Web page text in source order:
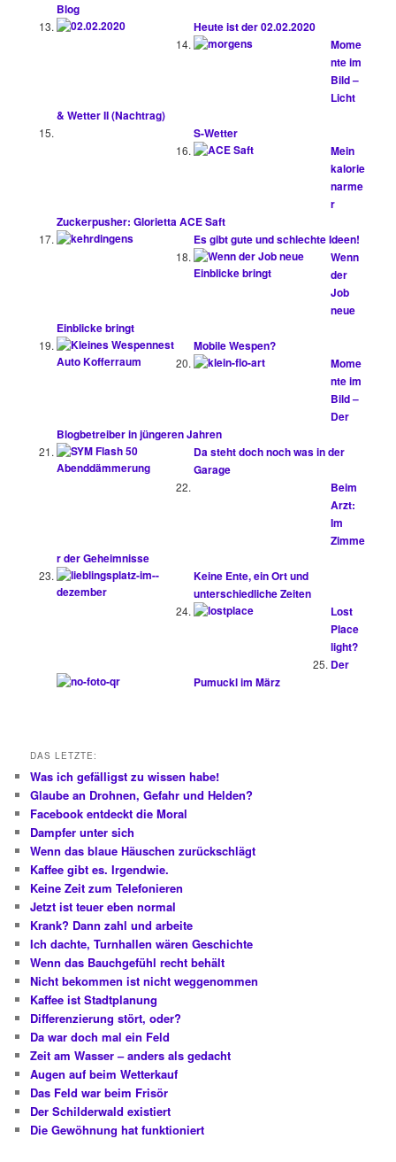
Blog
Heute ist der 02.02.2020
Mome
nte im
Bild –
Licht
& Wetter II (Nachtrag)
S-Wetter
Mein
kalorie
narme
r
Zuckerpusher: Glorietta ACE Saft
Es gibt gute und schlechte Ideen!
Wenn
der
Job
neue
Einblicke bringt
Mobile Wespen?
Mome
nte im
Bild –
Der
Blogbetreiber in jüngeren Jahren
Da steht doch noch was in der
Garage
Beim
Arzt:
Im
Zimme
r der Geheimnisse
Keine Ente, ein Ort und
unterschiedliche Zeiten
Lost
Place
light?
Der
Pumuckl im März
DAS LETZTE:
Was ich gefälligst zu wissen habe!
Glaube an Drohnen, Gefahr und Helden?
Facebook entdeckt die Moral
Dampfer unter sich
Wenn das blaue Häuschen zurückschlägt
Kaffee gibt es. Irgendwie.
Keine Zeit zum Telefonieren
Jetzt ist teuer eben normal
Krank? Dann zahl und arbeite
Ich dachte, Turnhallen wären Geschichte
Wenn das Bauchgefühl recht behält
Nicht bekommen ist nicht weggenommen
Kaffee ist Stadtplanung
Differenzierung stört, oder?
Da war doch mal ein Feld
Zeit am Wasser – anders als gedacht
Augen auf beim Wetterkauf
Das Feld war beim Frisör
Der Schilderwald existiert
Die Gewöhnung hat funktioniert